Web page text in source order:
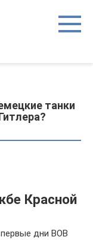
танки
Красной
дни ВОВ